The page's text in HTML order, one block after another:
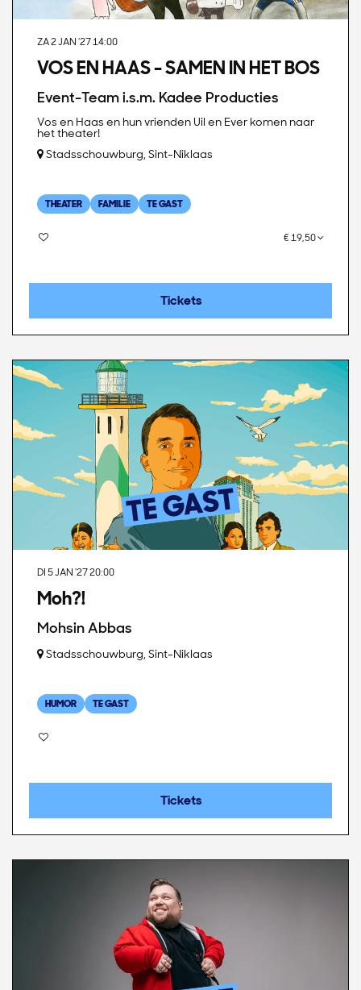
VOS EN HAAS - SAMEN IN HET BOS
Event-Team i.s.m. Kadee Producties
ZA 2 JAN '2714:00
Vos en Haas en hun vrienden Uil en Ever komen naar
het theater!
Stadsschouwburg, Sint-Niklaas
THEATER FAMILIE TE GAST
€ 19,50
Tickets
Moh?!
Mohsin Abbas
DI 5 JAN '2720:00
Stadsschouwburg, Sint-Niklaas
HUMOR TE GAST
Tickets